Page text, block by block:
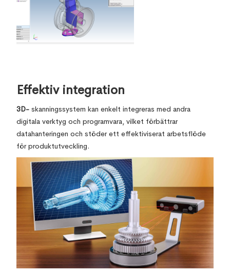
Effektiv integration
3D- skanningssystem kan enkelt integreras med andra
digitala verktyg och programvara, vilket förbättrar
datahanteringen och stöder ett effektiviserat arbetsflöde
för produktutveckling.